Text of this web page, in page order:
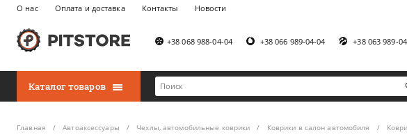
О нас Оплата и доставка Контакты Новости
+38 068 988-04-04 +38 066 989-04-04 +38 063 989-
Каталог товаров
Главная Автоаксессуары Чехлы, автомобильные коврики Коврики в салон автомобиля